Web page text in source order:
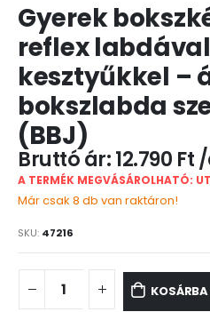
Gyerek
reflex
kesztyűkkel –
bokszlabda
(BBJ)
12.790 Ft
A TERMÉK MEGVÁSÁROLHATÓ:
Már csak 8 db van raktáron!
SKU: 47216